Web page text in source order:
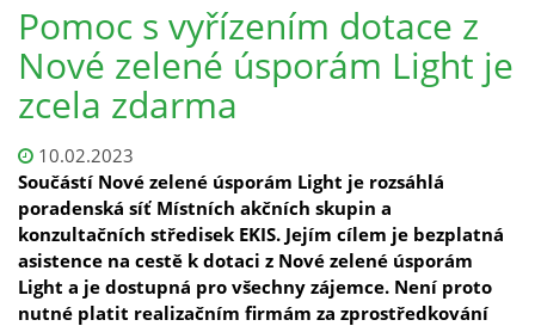
Pomoc s vyřízením dotace z
Nové zelené úsporám Light je
zcela zdarma
10.02.2023
Součástí Nové zelené úsporám Light je rozsáhlá
poradenská síť Místních akčních skupin a
konzultačních středisek EKIS. Jejím cílem je bezplatná
asistence na cestě k dotaci z Nové zelené úsporám
Light a je dostupná pro všechny zájemce. Není proto
nutné platit realizačním firmám za zprostředkování